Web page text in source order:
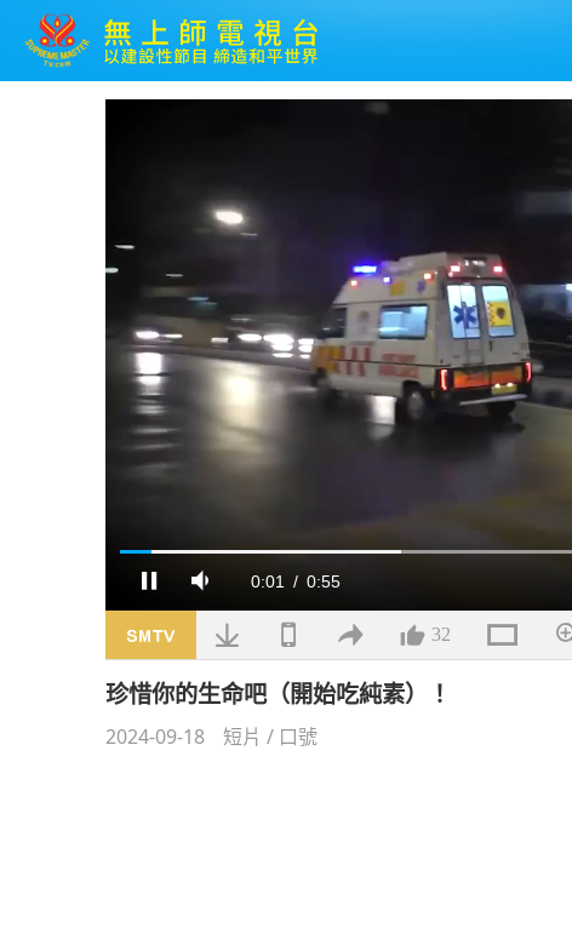
暫
停
靜
音
目
時
間
0:02 / 總
時
間
0:55
載
入
完
畢:
31.91%
32
珍惜你的生命吧（開始吃純素）！
2024-09-18 短片 / 口號